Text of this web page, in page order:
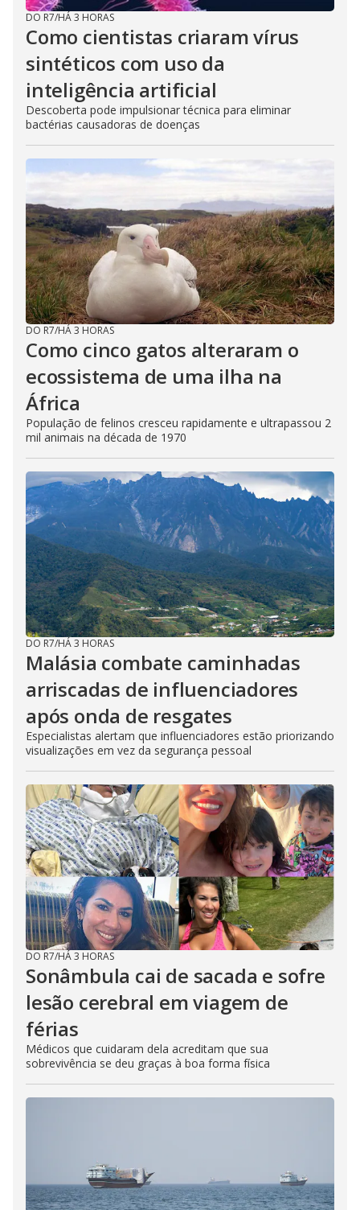
DO R7/HÁ 3 HORAS
Como cientistas criaram vírus
sintéticos com uso da
inteligência artificial
Descoberta pode impulsionar técnica para eliminar
bactérias causadoras de doenças
DO R7/HÁ 3 HORAS
Como cinco gatos alteraram o
ecossistema de uma ilha na
África
População de felinos cresceu rapidamente e ultrapassou 2
mil animais na década de 1970
DO R7/HÁ 3 HORAS
Malásia combate caminhadas
arriscadas de influenciadores
após onda de resgates
Especialistas alertam que influenciadores estão priorizando
visualizações em vez da segurança pessoal
DO R7/HÁ 3 HORAS
Sonâmbula cai de sacada e sofre
lesão cerebral em viagem de
férias
Médicos que cuidaram dela acreditam que sua
sobrevivência se deu graças à boa forma física